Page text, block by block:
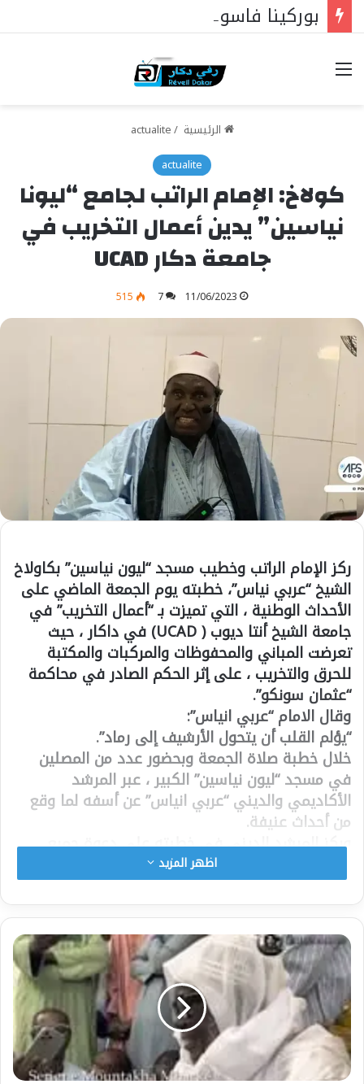
خيارات
الرئيسية /
actualite
actualite
كولاخ: الإمام الراتب لجامع “ليونا
نياسين” يدين أعمال التخريب في
جامعة دكار UCAD
11/06/2023
7
515
ركز الإمام الراتب وخطيب مسجد “ليون نياسين” بكاولاخ
الشيخ “عربي نياس”، خطبته يوم الجمعة الماضي على
الأحداث الوطنية ، التي تميزت بـ “أعمال التخريب” في
جامعة الشيخ أنتا ديوب ( UCAD) في داكار ، حيث
تعرضت المباني والمحفوظات والمركبات والمكتبة
للحرق والتخريب ، على إثر الحكم الصادر في محاكمة
“عثمان سونكو”.
وقال الامام “عربي انياس”:
“يؤلم القلب أن يتحول الأرشيف إلى رماد”.
خلال خطبة صلاة الجمعة وبحضور عدد من المصلين
في مسجد “ليون نياسين” الكبير ، عبر المرشد
الأكاديمي والديني “عربي انياس” عن أسفه لما وقع
من أحداث عنيفة.
وركز المرشد الديني في خطبته على دعوة جميع
الفاعلين لنشر السلام واحترام المؤسسات، وكل الرموز
السياسية والدينية.
الشيخ “عربي انياس” هو خريج جامعة الأزهر في
القاهرة التي تعتبر واحدة من أعرق الجامعات في
العالم العربي والإسلامي.
شارك هذا الموضوع:
فيس بوك X
اظهر المزيد